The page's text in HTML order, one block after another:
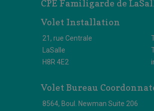
CPE Familigarde de
Volet Installation
21, rue Centrale
LaSalle
H8R 4E2
Volet Bureau
8564, Boul. Newman Suite 206